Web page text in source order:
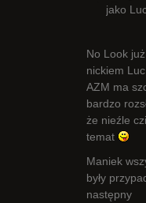
jako
No Look
nickiem Luc
AZM ma
bardzo
że nieźle
temat
Maniek
były
następny